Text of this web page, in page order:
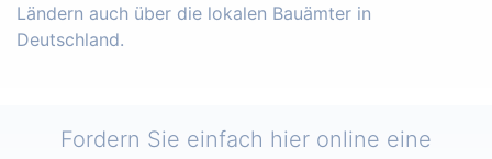
Ländern auch über die lokalen Bauämter in
Deutschland.
Fordern Sie einfach hier online eine